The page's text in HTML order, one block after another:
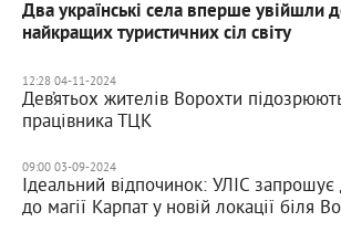
Два українські села вперше увійшли
найкращих туристичних сіл світу
12:28 04-11-2024
Дев’ятьох жителів Ворохти
працівника ТЦК
09:00 03-09-2024
Ідеальний відпочинок: УЛІС запрошує
до магії Карпат у новій локації біля